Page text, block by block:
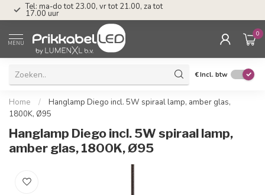
Tel: ma-do tot 23.00, vr tot 21.00, za tot
17.00 uur
MENU
0
€Incl. btw
Home /
Hanglamp Diego incl. 5W spiraal lamp, amber glas,
1800K, Ø95
Hanglamp Diego incl. 5W spiraal lamp,
amber glas, 1800K, Ø95